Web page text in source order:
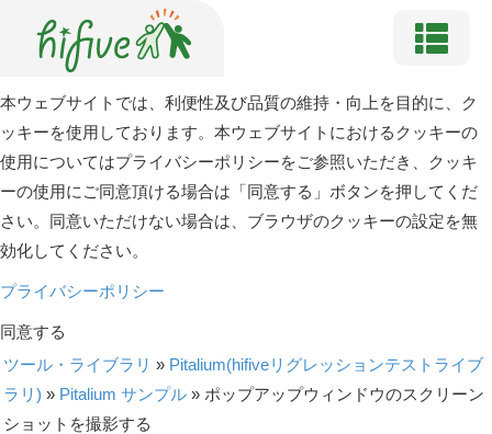
本ウェブサイトでは、利便性及び品質の維持・向上を目的に、ク
ッキーを使用しております。本ウェブサイトにおけるクッキーの
使用についてはプライバシーポリシーをご参照いただき、クッキ
ーの使用にご同意頂ける場合は「同意する」ボタンを押してくだ
さい。同意いただけない場合は、ブラウザのクッキーの設定を無
効化してください。
プライバシーポリシー
同意する
ツール・ライブラリ » Pitalium(hifiveリグレッションテストライブ
ラリ) » Pitalium サンプル » ポップアップウィンドウのスクリーン
ショットを撮影する